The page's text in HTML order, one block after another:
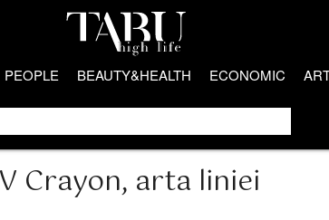
PEOPLE BEAUTY&HEALTH ECONOMIC
Crayon, arta liniei